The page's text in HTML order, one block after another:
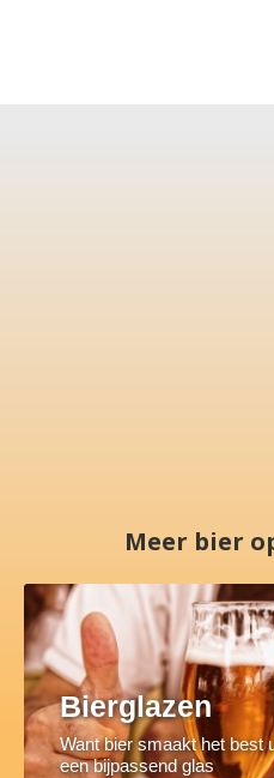
Meer bier
Bierglazen
Want bier smaakt het best
een bijpassend glas